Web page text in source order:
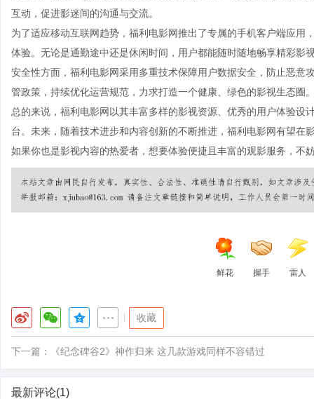
互动，促进影迷间的沟通与交流。
为了适应移动互联网趋势，福利电影网推出了专属的手机客户端应
体验。无论是通勤途中还是休闲时间，用户都能随时随地畅享精彩影
安全性方面，福利电影网采用多重技术保障用户数据安全，防止恶意
管政策，持续优化运营规范，力求打造一个健康、绿色的影视生态圈
总的来说，福利电影网以其丰富多样的影视资源、优秀的用户体验
台。未来，随着技术进步和内容创新的不断推进，福利电影网有望在
如果你也是影视内容的热爱者，想要体验便捷且丰富的观影服务，不
鲜花 握手 雷人
收藏
下一篇： 《纪念碑谷2》神作归来 这几款游戏同样不容错过
最新评论(1)